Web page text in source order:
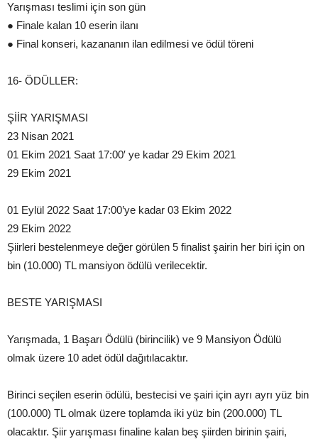
Yarışması teslimi için son gün
● Finale kalan 10 eserin ilanı
● Final konseri, kazananın ilan edilmesi ve ödül töreni
16- ÖDÜLLER:
ŞİİR YARIŞMASI
23 Nisan 2021
01 Ekim 2021 Saat 17:00′ ye kadar 29 Ekim 2021
29 Ekim 2021
01 Eylül 2022 Saat 17:00’ye kadar 03 Ekim 2022
29 Ekim 2022
Şiirleri bestelenmeye değer görülen 5 finalist şairin her biri için on
bin (10.000) TL mansiyon ödülü verilecektir.
BESTE YARIŞMASI
Yarışmada, 1 Başarı Ödülü (birincilik) ve 9 Mansiyon Ödülü
olmak üzere 10 adet ödül dağıtılacaktır.
Birinci seçilen eserin ödülü, bestecisi ve şairi için ayrı ayrı yüz bin
(100.000) TL olmak üzere toplamda iki yüz bin (200.000) TL
olacaktır. Şiir yarışması finaline kalan beş şiirden birinin şairi,